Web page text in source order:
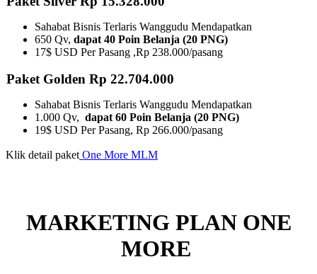
Sahabat Bisnis Terlaris Wanggudu Mendapatkan
650 Qv, dapat 40 Poin Belanja (20 PNG)
17$ USD Per Pasang ,Rp 238.000/pasang
Paket Golden Rp 22.704.000
Sahabat Bisnis Terlaris Wanggudu Mendapatkan
1.000 Qv, dapat 60 Poin Belanja (20 PNG)
19$ USD Per Pasang, Rp 266.000/pasang
Klik detail paket One More MLM
MARKETING PLAN ONE
MORE ​